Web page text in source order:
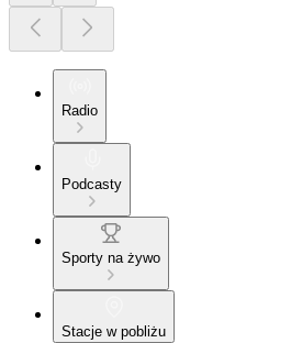
Radio
Podcasty
Sporty na żywo
Stacje w pobliżu